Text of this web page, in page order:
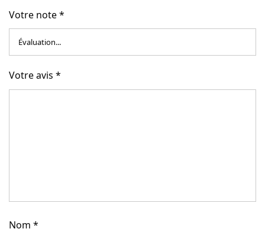
Votre note*
Votre avis*
Nom*